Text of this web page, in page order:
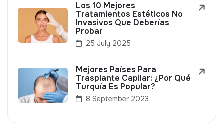
Los 10 Mejores
Tratamientos Estéticos No
Invasivos Que Deberías
Probar
25 July 2025
Mejores Países Para
Trasplante Capilar: ¿Por Qué
Turquía Es Popular?
8 September 2023